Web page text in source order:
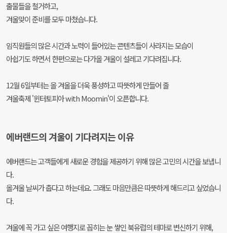
출물들을 철거하고,
겨울맞이 준비를 모두 마쳤습니다.
임직원들의 많은 시간과 노력이 들어있는 콘텐츠들이 사라지는 모습이
아쉽기도 하면서 한편으로는 다가올 겨울이 설레고 기다려집니다.
12월 6일부터는 올 겨울을 더욱 풍성하고 따뜻하게 만들어 줄
겨울축제 '윈터토피아 with Moomin'이 오픈합니다.
에버랜드의 겨울이 기다려지는 이유
에버랜드는 고객들에게 새로운 경험을 제공하기 위해 많은 고민의 시간을 보냅니
다.
올겨울 날씨가 춥다고 하는데요. 그래도 마음만큼은 따뜻하게 해드리고 싶었습니
다.
겨울에 꼭 가고 싶은 여행지로 꼽히는 눈 쌓인 북유럽의 테마로 변신하기 위해,